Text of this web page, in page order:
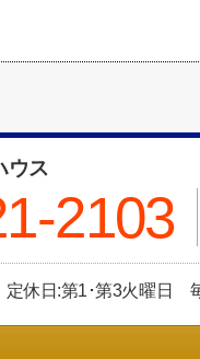
ウス
2103
定休日:第1･第3火曜日